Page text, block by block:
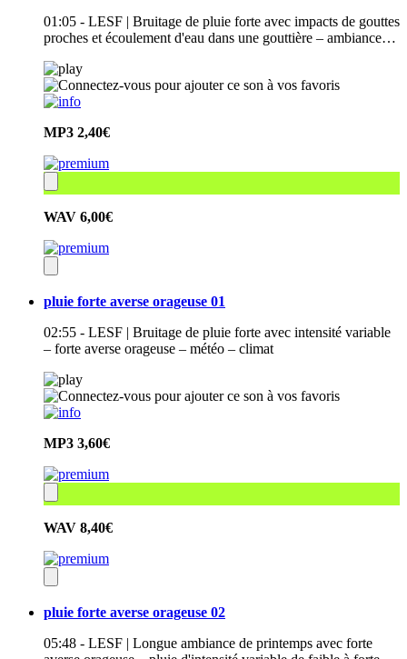
01:05 - LESF | Bruitage de pluie forte avec impacts de gouttes
proches et écoulement d'eau dans une gouttière – ambiance…
MP3 2,40€
WAV 6,00€
pluie forte averse orageuse 01
02:55 - LESF | Bruitage de pluie forte avec intensité variable
– forte averse orageuse – météo – climat
MP3 3,60€
WAV 8,40€
pluie forte averse orageuse 02
05:48 - LESF | Longue ambiance de printemps avec forte